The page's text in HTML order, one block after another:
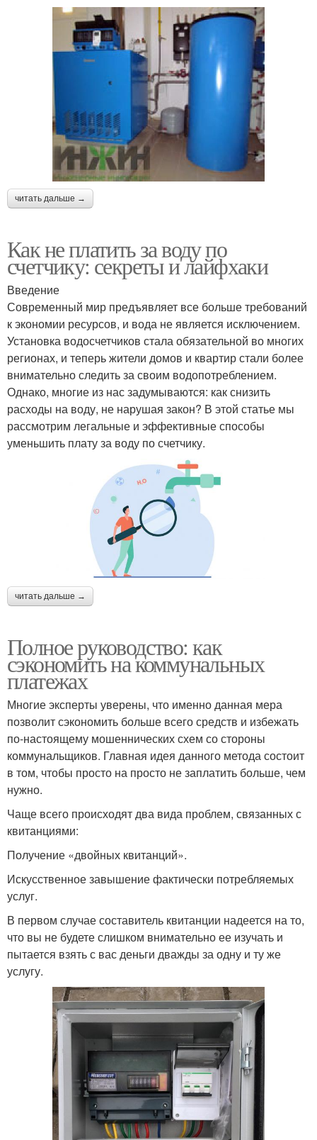
читать дальше →
Как не платить за воду по
счетчику: секреты и лайфхаки
Введение
Современный мир предъявляет все больше требований
к экономии ресурсов, и вода не является исключением.
Установка водосчетчиков стала обязательной во многих
регионах, и теперь жители домов и квартир стали более
внимательно следить за своим водопотреблением.
Однако, многие из нас задумываются: как снизить
расходы на воду, не нарушая закон? В этой статье мы
рассмотрим легальные и эффективные способы
уменьшить плату за воду по счетчику.
читать дальше →
Полное руководство: как
сэкономить на коммунальных
платежах
Многие эксперты уверены, что именно данная мера
позволит сэкономить больше всего средств и избежать
по-настоящему мошеннических схем со стороны
коммунальщиков. Главная идея данного метода состоит
в том, чтобы просто на просто не заплатить больше, чем
нужно.
Чаще всего происходят два вида проблем, связанных с
квитанциями:
Получение «двойных квитанций».
Искусственное завышение фактически потребляемых
услуг.
В первом случае составитель квитанции надеется на то,
что вы не будете слишком внимательно ее изучать и
пытается взять с вас деньги дважды за одну и ту же
услугу.